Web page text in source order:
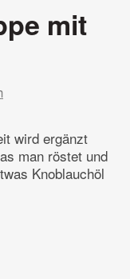
mit
wird ergänzt
man röstet und
Knoblauchöl